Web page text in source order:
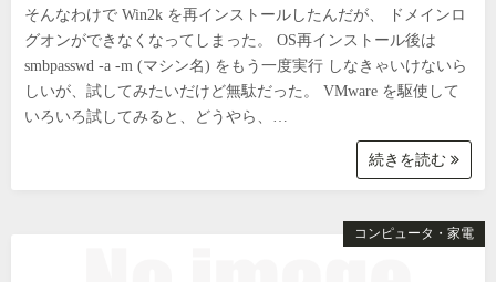
そんなわけで Win2k を再インストールしたんだが、 ドメインロ
グオンができなくなってしまった。 OS再インストール後は
smbpasswd -a -m (マシン名) をもう一度実行 しなきゃいけないら
しいが、試してみたいだけど無駄だった。 VMware を駆使して
いろいろ試してみると、どうやら、…
続きを読む
コンピュータ・家電